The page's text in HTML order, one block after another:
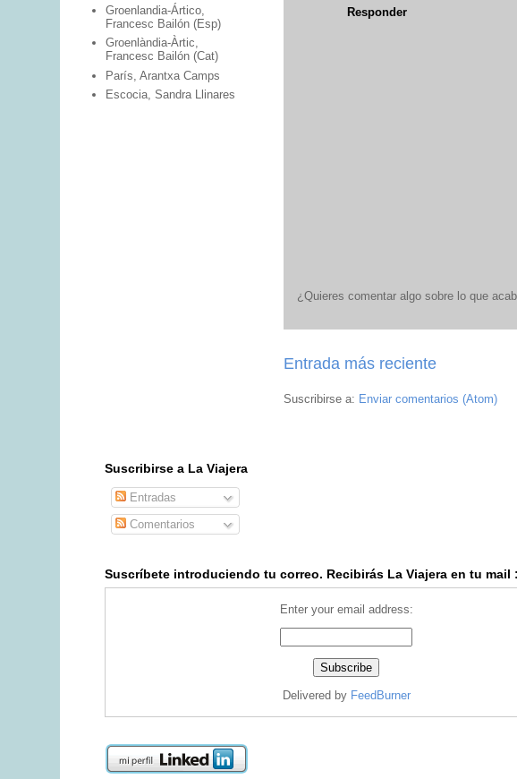
Responder
¿Quieres comentar algo sobre lo que
Entrada más reciente
Suscribirse a: Enviar comentarios (Atom)
Groenlandia-Ártico,
Francesc Bailón (Esp)
Groenlàndia-Àrtic,
Francesc Bailón (Cat)
París, Arantxa Camps
Escocia, Sandra Llinares
Suscribirse a La Viajera
Entradas
Comentarios
Suscríbete introduciendo tu correo. Recibirás La Viajera en tu mail
Enter your email address:
Delivered by FeedBurner